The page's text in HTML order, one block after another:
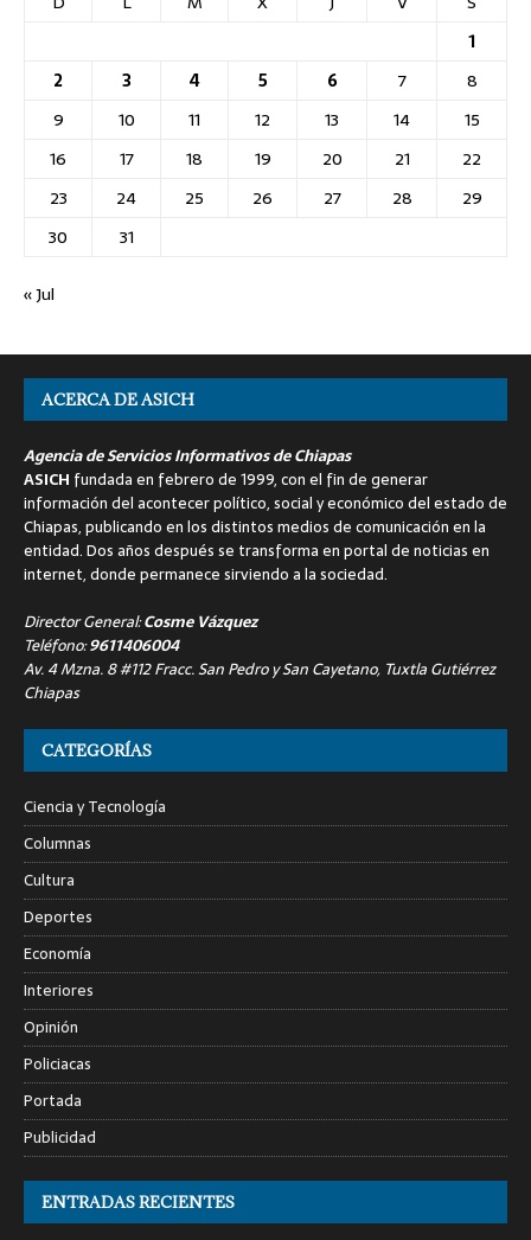
1
2
3 4 5 6 7
8
9
10 11 12 13 14
15
16
17 18 19 20 21
22
23
24 25 26 27 28
29
30
31
« Jul
ACERCA DE ASICH
Agencia de Servicios Informativos de Chiapas
ASICH fundada en febrero de 1999, con el fin de generar
información del acontecer político, social y económico del estado de
Chiapas, publicando en los distintos medios de comunicación en la
entidad. Dos años después se transforma en portal de noticias en
internet, donde permanece sirviendo a la sociedad.
Director General:Cosme Vázquez
Teléfono:9611406004
Av. 4 Mzna. 8 #112 Fracc. San Pedro y San Cayetano, Tuxtla Gutiérrez
Chiapas
CATEGORÍAS
Ciencia y Tecnología
Columnas
Cultura
Deportes
Economía
Interiores
Opinión
Policiacas
Portada
Publicidad
ENTRADAS RECIENTES